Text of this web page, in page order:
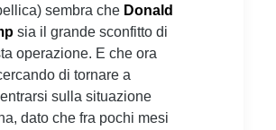
sembra che Donald
sia il grande sconfitto di
operazione. E che ora
di tornare a
sulla situazione
dato che fra pochi mesi